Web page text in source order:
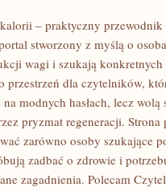
– praktyczny
stworzony z myślą o
wagi i szukają
przestrzeń dla czytelników,
na modnych hasłach, lecz
pryzmat regeneracji.
zarówno osoby szukające
zadbać o zdrowie i
zagadnienia. Polecam